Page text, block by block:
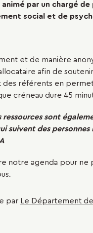
par un chargé
social et de
et de manière
afin de soutenir
des référents en
créneau dure 45
ressources sont
suivent des personnes
notre agenda pour ne
par Le Département